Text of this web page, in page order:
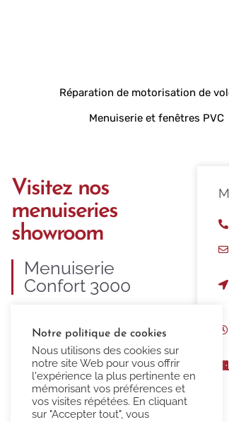
Réparation de motorisation de
Menuiserie et fenêtres PVC
Visitez nos
menuiseries
showroom
Menuiserie
Confort 3000
fourniture et pose de menuiseries
PVC, ALU, BOIS et MIXTE.
Notre politique de cookies
Nous utilisons des cookies sur
notre site Web pour vous offrir
l'expérience la plus pertinente en
mémorisant vos préférences et
vos visites répétées. En cliquant
sur "Accepter tout", vous